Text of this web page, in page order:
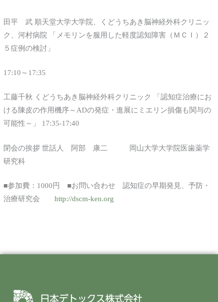
田平 武 順天堂大学大学院、くどうちあき脳神経外科クリニッ
ク、河村病院 「メモリンを服用した軽度認知障害（ＭＣＩ）２
５症例の検討」
17:10～17:35
工藤千秋 くどうちあき脳神経外科クリニック 「認知症治療にお
ける陳皮の作用機序～ADの発症・進展にミエリン損傷も関与の
可能性～」 17:35-17:40
閉会の挨拶 世話人 阿部 康二 岡山大学大学院医歯薬学
研究科
■参加費：1000円 ■お問い合わせ 認知症の早期発見、予防・
治療研究会 http://dscm-ken.org